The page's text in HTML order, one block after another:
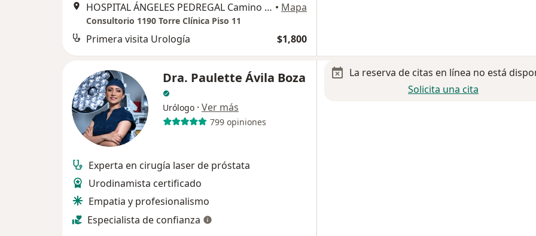
HOSPITAL ÁNGELES PEDREGAL Camino a Santa Teresa 1055-S, Héroes de Padierna, Ciudad de México • Mapa
Consultorio 1190 Torre Clínica Piso 11
Primera visita Urología $1,800
Dra. Paulette Ávila Boza
Urólogo · Ver más
799 opiniones
Experta en cirugía laser de próstata
Urodinamista certificado
Empatia y profesionalismo
Especialista de confianza
La reserva de citas en línea no está
Solicita una cita